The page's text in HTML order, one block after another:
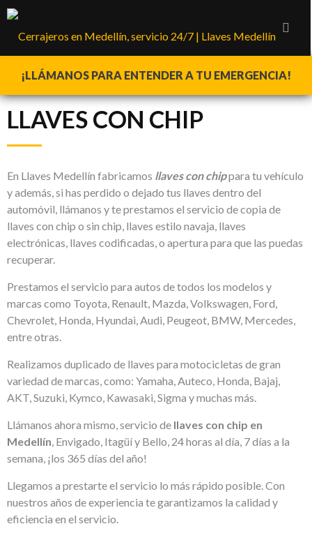
LLAVES CON CHIP
En Llaves Medellín fabricamos llaves con chippara tu vehículo
y además, si has perdido o dejado tus llaves dentro del
automóvil, llámanos y te prestamos el servicio de copia de
llaves con chip o sin chip, llaves estilo navaja, llaves
electrónicas, llaves codificadas, o apertura para que las puedas
recuperar.
Prestamos el servicio para autos de todos los modelos y
marcas como Toyota, Renault, Mazda, Volkswagen, Ford,
Chevrolet, Honda, Hyundai, Audi, Peugeot, BMW, Mercedes,
entre otras.
Realizamos duplicado de llaves para motocicletas de gran
variedad de marcas, como: Yamaha, Auteco, Honda, Bajaj,
AKT, Suzuki, Kymco, Kawasaki, Sigma y muchas más.
Llámanos ahora mismo, servicio de llaves con chip en
Medellín, Envigado, Itagüí y Bello, 24 horas al día, 7 días a la
semana, ¡los 365 días del año!
Llegamos a prestarte el servicio lo más rápido posible. Con
nuestros años de experiencia te garantizamos la calidad y
eficiencia en el servicio.
¡LLÁMANOS PARA ENTENDER A TU EMERGENCIA!